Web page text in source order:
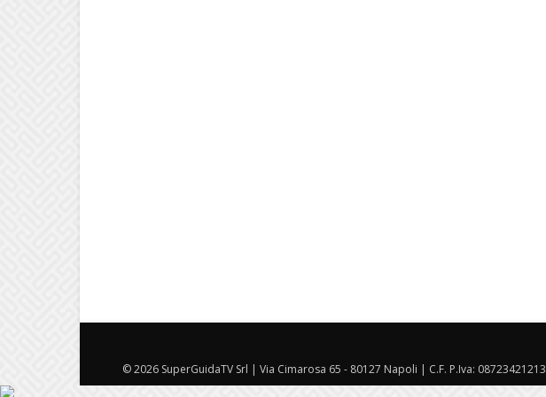
© 2026 SuperGuidaTV Srl | Via Cimarosa 65 - 80127 Napoli | C.F. P.Iva: 08723421213